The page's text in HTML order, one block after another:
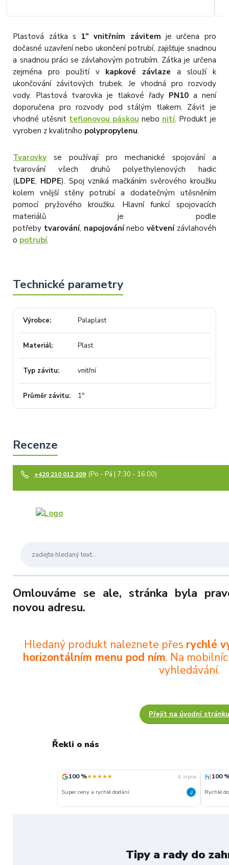
Plastová zátka s 1" vnitřním závitem je určena pro
dočasné uzavření nebo ukončení potrubí, zajišťuje snadnou
a snadnou práci se závlahovým potrubím. Zátka je určena
zejména pro použití vkapkové závlaze a slouží k
ukončování závitových trubek. Je vhodná pro rozvody
vody. Plastová tvarovka je tlakové řady PN10a není
doporučena pro rozvody pod stálým tlakem. Závit je
vhodné utěsnit teflonovou páskou nebo nití. Produkt je
vyroben z kvalitního polypropylenu.
Tvarovky se používají pro mechanické spojování a
tvarování všech druhů polyethylenových hadic
(LDPE, HDPE). Spoj vzniká mačkáním svěrového kroužku
kolem vnější stěny potrubí a dodatečným utěsněním
pomocí pryžového kroužku. Hlavní funkcí spojovacích
materiálů je podle
potřeby tvarování, napojovánínebo větvení závlahovéh
o potrubí.
Výrobce Palaplast
Materiál Plast
Typ závitu vnitřní
Průměr závitu 1"
+420 210 012 209 (Po - Pá | 7:30 - 16:00)
Omlouváme se ale, stránka byla
novou adresu.
Hledaný produkt naleznete přes rychlé
horizontálním menu pod ním. Na
vyhledávání.
Přejít na úvodní
Řekli o nás
100 %★★★★★ 4. srpna
Super ceny a rychlé dodání
100
Rychlé
Tipy a rady do